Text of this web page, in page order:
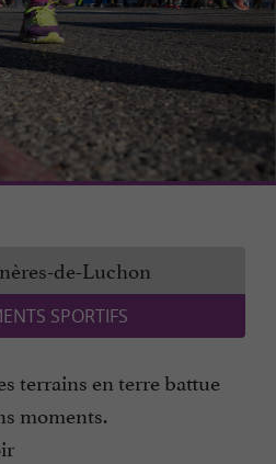
de-Luchon
SPORTIFS
terrains en terre battue
moments.